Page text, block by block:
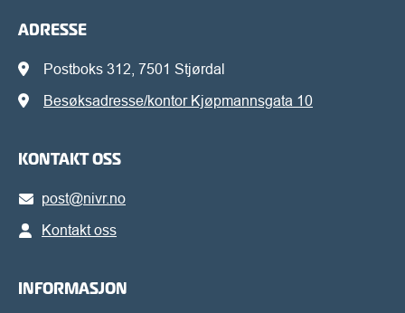
ADRESSE
Postboks 312, 7501 Stjørdal
Besøksadresse/kontor Kjøpmannsgata 10
KONTAKT OSS
post@nivr.no
Kontakt oss
INFORMASJON